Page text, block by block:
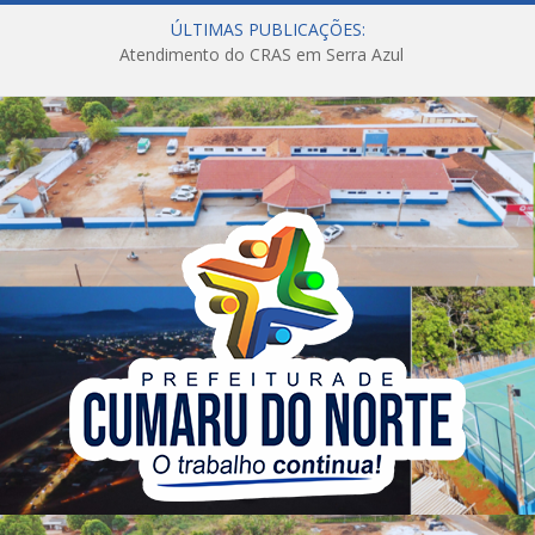
ÚLTIMAS PUBLICAÇÕES:
Atendimento do CRAS em Serra Azul